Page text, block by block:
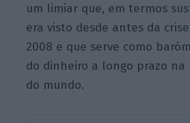
um limiar que, em termos
era visto desde antes da
2008 e que serve como
do dinheiro a longo prazo na
do mundo.